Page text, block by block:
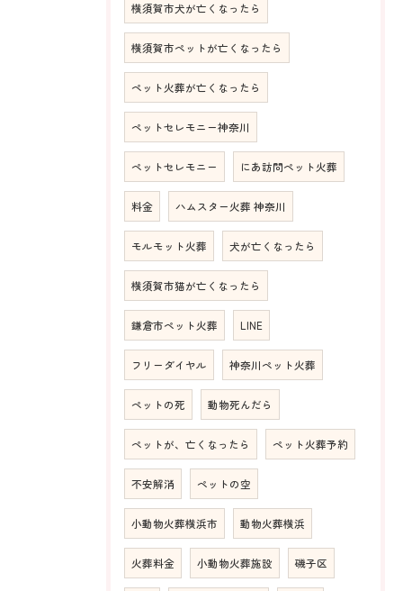
横須賀市犬が亡くなったら
横須賀市ペットが亡くなったら
ペット火葬が亡くなったら
ペットセレモニー神奈川
ペットセレモニー にあ訪問ペット火葬
料金 ハムスター火葬 神奈川
モルモット火葬 犬が亡くなったら
横須賀市猫が亡くなったら
鎌倉市ペット火葬 LINE
フリーダイヤル 神奈川ペット火葬
ペットの死 動物死んだら
ペットが、亡くなったら ペット火葬予約
不安解消 ペットの空
小動物火葬横浜市 動物火葬横浜
火葬料金 小動物火葬施設 磯子区